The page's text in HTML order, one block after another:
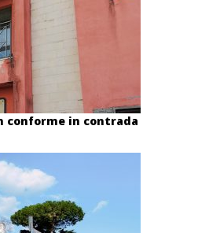
conforme in contrada